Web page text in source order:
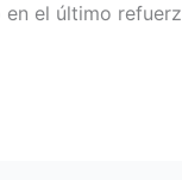
el último